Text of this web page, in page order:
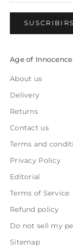
Age of Innocence
About us
Delivery
Returns
Contact us
Terms and
Privacy Policy
Editorial
Terms of Service
Refund policy
Do not sell my
Sitemap